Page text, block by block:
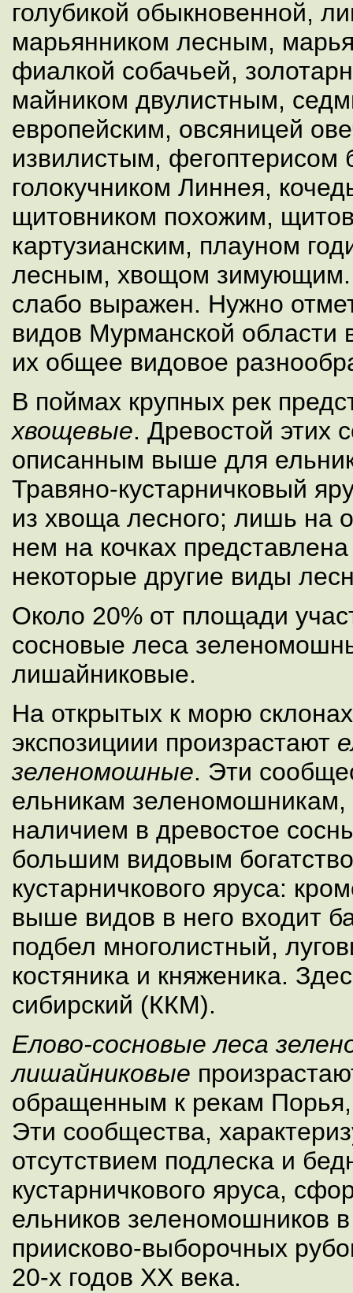
голубикой обыкновенной,
марьянником лесным,
фиалкой собачьей,
майником двулистным,
европейским, овсяницей
извилистым, фегоптерисом
голокучником Линнея,
щитовником похожим,
картузианским, плауном
лесным, хвощом зимующим.
слабо выражен. Нужно
видов Мурманской области
их общее видовое
В поймах крупных рек
хвощевые. Древостой этих
описанным выше для
Травяно-кустарничковый
из хвоща лесного; лишь на
нем на кочках
некоторые другие виды
Около 20% от площади
сосновые леса
лишайниковые.
На открытых к морю
экспозициии произрастают
зеленомошные. Эти
ельникам зеленомошникам,
наличием в древостое
большим видовым
кустарничкового яруса:
выше видов в него входит
подбел многолистный,
костяника и княженика.
сибирский (ККМ).
Елово-сосновые леса
лишайниковые
обращенным к рекам
Эти сообщества,
отсутствием подлеска и
кустарничкового яруса,
ельников зеленомошников в
приисково-выборочных
20-х годов XX века.